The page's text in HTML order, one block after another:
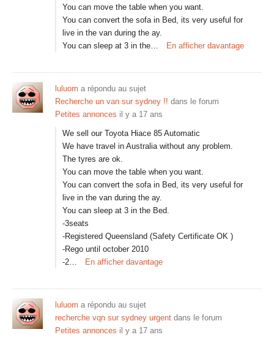
You can move the table when you want.
You can convert the sofa in Bed, its very useful for
live in the van during the ay.
You can sleep at 3 in the…
En afficher davantage
luluom a répondu au sujet
Recherche un van sur sydney !! dans le forum
Petites annonces il y a 17 ans
We sell our Toyota Hiace 85 Automatic
We have travel in Australia without any problem.
The tyres are ok.
You can move the table when you want.
You can convert the sofa in Bed, its very useful for
live in the van during the ay.
You can sleep at 3 in the Bed.
-3seats
-Registered Queensland (Safety Certificate OK )
-Rego until october 2010
-2…
En afficher davantage
luluom a répondu au sujet
recherche vqn sur sydney urgent dans le forum
Petites annonces il y a 17 ans